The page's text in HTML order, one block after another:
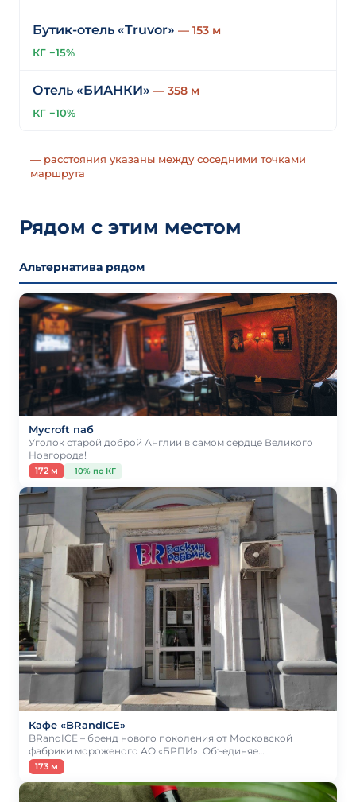
Бутик-отель «Truvor» — 153 м
КГ −15%
Отель «БИАНКИ» — 358 м
КГ −10%
— расстояния указаны между соседними точками
маршрута
Рядом с этим местом
Альтернатива рядом
Mycroft паб
Уголок старой доброй Англии в самом сердце Великого
Новгорода!
172 м −10% по КГ
Кафе «BRandICE»
BRandICE – бренд нового поколения от Московской
фабрики мороженого АО «БРПИ». Объединяе…
173 м